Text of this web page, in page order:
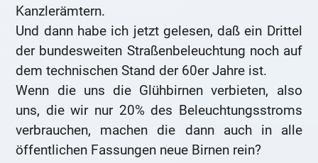
Kanzlerämtern.
Und dann habe ich jetzt gelesen, daß ein Drittel
der bundesweiten Straßenbeleuchtung noch auf
dem technischen Stand der 60er Jahre ist.
Wenn die uns die Glühbirnen verbieten, also
uns, die wir nur 20% des Beleuchtungsstroms
verbrauchen, machen die dann auch in alle
öffentlichen Fassungen neue Birnen rein?